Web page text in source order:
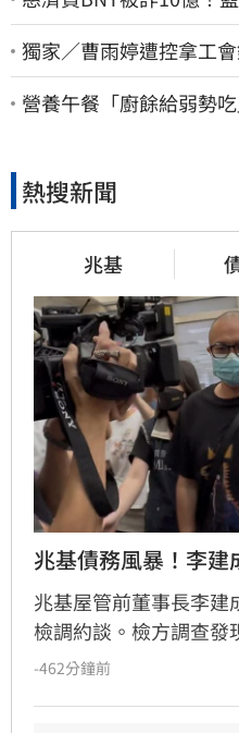
獨家／曹雨婷遭控拿工
聲：余天管工會都貼錢
營養午餐「廚餘給弱勢
熱搜新聞
兆基
兆基債務風暴！李
兆基屋管前董事長李建
檢調約談。檢方調查發
司債吸金逾18億元，李
-462分鐘前